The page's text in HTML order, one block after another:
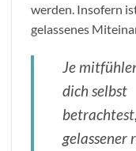
werden. Insofern
gelassenes
Je
dich selbst
gelassener